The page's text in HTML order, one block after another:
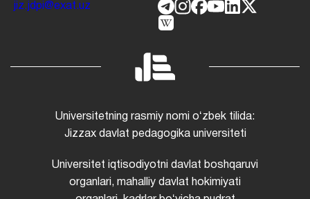
jiz.jdpi@exat.uz
Universitetning rasmiy nomi oʻzbek tilida:
Jizzax davlat pedagogika universiteti
Universitet iqtisodiyotni davlat boshqaruvi
organlari, mahalliy davlat hokimiyati